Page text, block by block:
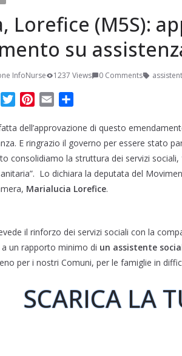
Lorefice (M5S):
su
InfoNurse 1237 Views 0 Comments
W
i
t
t
e
r
n
t
e
e
a
i
l
n
d
v
i
dell’approvazione di questo
E ringrazio il governo per essere stato
consolidiamo la struttura dei servizi
Lo dichiara la deputata del
Marialucia Lorefice.
il rinforzo dei servizi sociali con la
un rapporto minimo di un assistente
per i nostri Comuni, per le famiglie in
SCARICA LA